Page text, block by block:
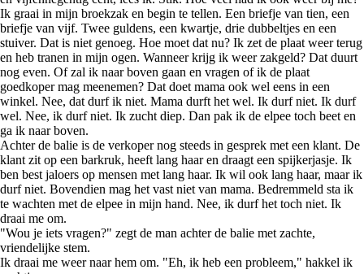
Ik graai in mijn broekzak en begin te tellen. Een briefje van tien, een
briefje van vijf. Twee guldens, een kwartje, drie dubbeltjes en een
stuiver. Dat is niet genoeg. Hoe moet dat nu? Ik zet de plaat weer terug
en heb tranen in mijn ogen. Wanneer krijg ik weer zakgeld? Dat duurt
nog even. Of zal ik naar boven gaan en vragen of ik de plaat
goedkoper mag meenemen? Dat doet mama ook wel eens in een
winkel. Nee, dat durf ik niet. Mama durft het wel. Ik durf niet. Ik durf
wel. Nee, ik durf niet. Ik zucht diep. Dan pak ik de elpee toch beet en
ga ik naar boven.
Achter de balie is de verkoper nog steeds in gesprek met een klant. De
klant zit op een barkruk, heeft lang haar en draagt een spijkerjasje. Ik
ben best jaloers op mensen met lang haar. Ik wil ook lang haar, maar ik
durf niet. Bovendien mag het vast niet van mama. Bedremmeld sta ik
te wachten met de elpee in mijn hand. Nee, ik durf het toch niet. Ik
draai me om.
"Wou je iets vragen?" zegt de man achter de balie met zachte,
vriendelijke stem.
Ik draai me weer naar hem om. "Eh, ik heb een probleem," hakkel ik